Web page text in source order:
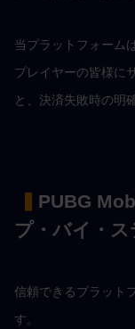
当プラットフォーム
プレイヤーの皆様に
と、決済失敗時の明
PUBG
プ・バイ・
信頼できるプラット
す。